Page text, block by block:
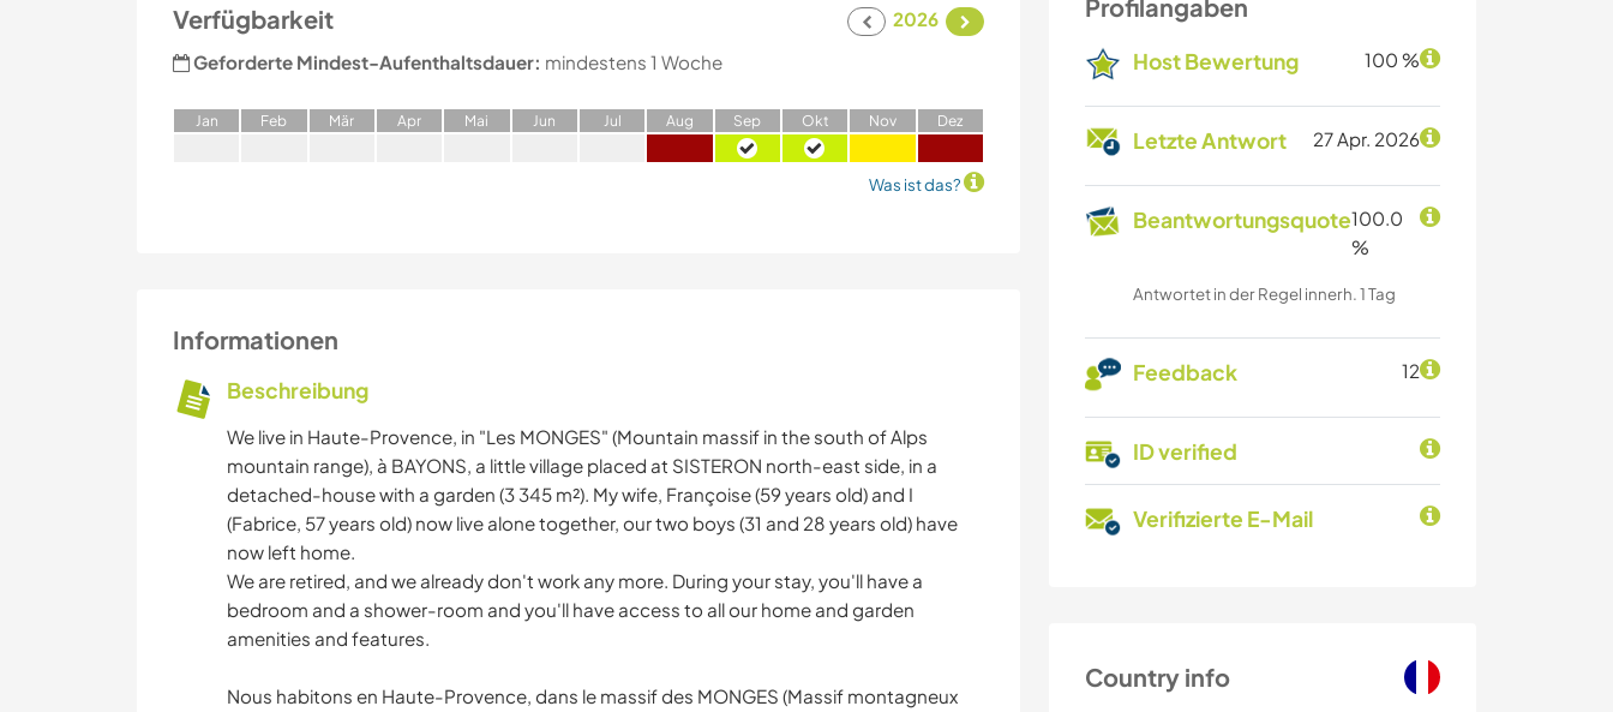
Profilangaben
Host Bewertung 100 %
Letzte Antwort 27 Apr. 2026
Beantwortungsquote100.0
%
Antwortet in der Regel innerh. 1 Tag
Feedback 12
ID verified
Verifizierte E-Mail
Country info
Verfügbarkeit
2026
Geforderte Mindest-Aufenthaltsdauer: mindestens 1 Woche
Jan Feb Mär Apr Mai Jun Jul Aug Sep Okt Nov Dez
Was ist das?
Informationen
Beschreibung
We live in Haute-Provence, in "Les MONGES" (Mountain massif in the south of Alps
mountain range), à BAYONS, a little village placed at SISTERON north-east side, in a
detached-house with a garden (3 345 m²). My wife, Françoise (59 years old) and I
(Fabrice, 57 years old) now live alone together, our two boys (31 and 28 years old) have
now left home.
We are retired, and we already don't work any more. During your stay, you'll have a
bedroom and a shower-room and you'll have access to all our home and garden
amenities and features.
Nous habitons en Haute-Provence, dans le massif des MONGES (Massif montagneux